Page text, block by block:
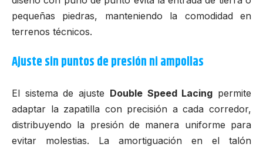
pequeñas piedras, manteniendo la comodidad en
terrenos técnicos.
Ajuste sin puntos de presión ni ampollas
El sistema de ajuste Double Speed Lacing permite
adaptar la zapatilla con precisión a cada corredor,
distribuyendo la presión de manera uniforme para
evitar molestias. La amortiguación en el talón